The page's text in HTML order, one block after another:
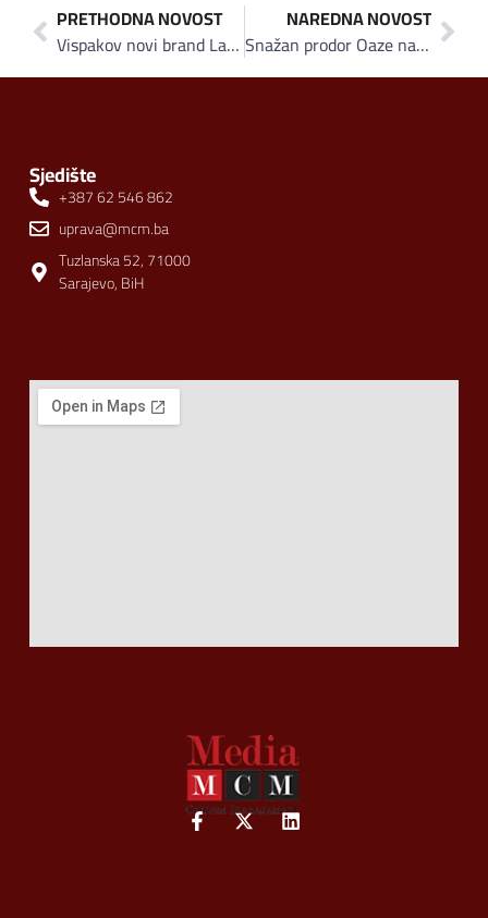
PRETHODNA NOVOST
Vispakov novi brand Laganini “čuda čini” na tržištu
NAREDNA NOVOST
Snažan prodor Oaze na domaćem tržištu
Sjedište
+387 62 546 862
uprava@mcm.ba
Tuzlanska 52, 71000
Sarajevo, BiH